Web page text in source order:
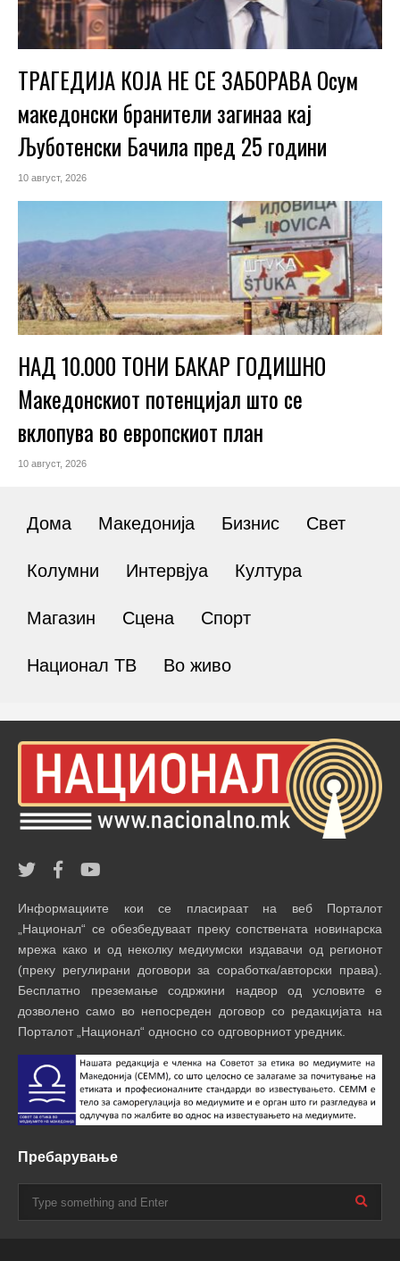
ТРАГЕДИЈА КОЈА НЕ СЕ ЗАБОРАВА Осум
македонски бранители загинаа кај
Љуботенски Бачила пред 25 години
10 август, 2026
НАД 10.000 ТОНИ БАКАР ГОДИШНО
Македонскиот потенцијал што се
вклопува во европскиот план
10 август, 2026
Дома Македонија Бизнис Свет
Колумни Интервјуа Култура
Магазин Сцена Спорт
Национал ТВ Во живо
Информациите кои се пласираат на веб Порталот
„Национал“ се обезбедуваат преку сопствената новинарска
мрежа како и од неколку медиумски издавачи од регионот
(преку регулирани договори за соработка/авторски права).
Бесплатно преземање содржини надвор од условите е
дозволено само во непосреден договор со редакцијата на
Порталот „Национал“ односно со одговорниот уредник.
Пребарување